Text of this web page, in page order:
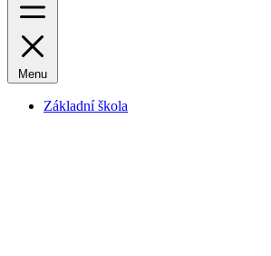
Menu
Základní škola